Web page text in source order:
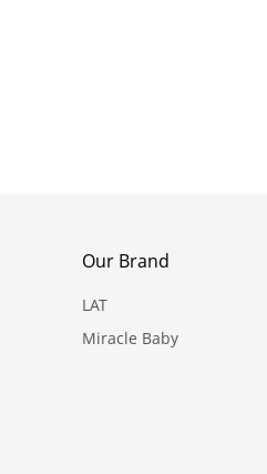
Our Brand
LAT
Miracle Baby